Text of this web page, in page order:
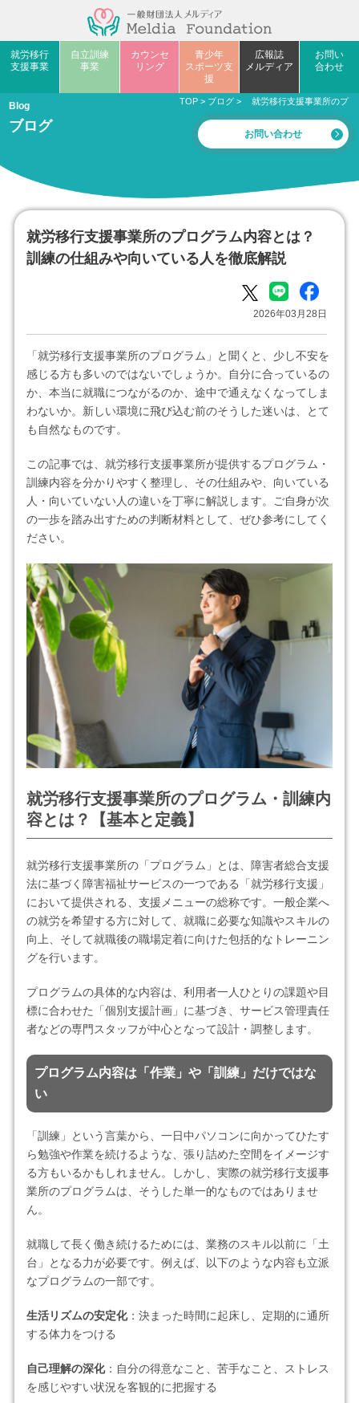
就労移行
支援事業
自立訓練
事業
カウンセ
リング
青少年
スポーツ支
援
広報誌
メルディア
お問い
合わせ
Blog
ブログ
TOP > ブログ > 就労移行支援事業所のプ
お問い合わせ
就労移行支援事業所のプログラム内容とは？
訓練の仕組みや向いている人を徹底解説
2026年03月28日
「就労移行支援事業所のプログラム」と聞くと、少し不安を
感じる方も多いのではないでしょうか。自分に合っているの
か、本当に就職につながるのか、途中で通えなくなってしま
わないか。新しい環境に飛び込む前のそうした迷いは、とて
も自然なものです。
この記事では、就労移行支援事業所が提供するプログラム・
訓練内容を分かりやすく整理し、その仕組みや、向いている
人・向いていない人の違いを丁寧に解説します。ご自身が次
の一歩を踏み出すための判断材料として、ぜひ参考にしてく
ださい。
就労移行支援事業所のプログラム・訓練内
容とは？【基本と定義】
就労移行支援事業所の「プログラム」とは、障害者総合支援
法に基づく障害福祉サービスの一つである「就労移行支援」
において提供される、支援メニューの総称です。一般企業へ
の就労を希望する方に対して、就職に必要な知識やスキルの
向上、そして就職後の職場定着に向けた包括的なトレーニン
グを行います。
プログラムの具体的な内容は、利用者一人ひとりの課題や目
標に合わせた「個別支援計画」に基づき、サービス管理責任
者などの専門スタッフが中心となって設計・調整します。
プログラム内容は「作業」や「訓練」だけではな
い
「訓練」という言葉から、一日中パソコンに向かってひたす
ら勉強や作業を続けるような、張り詰めた空間をイメージす
る方もいるかもしれません。しかし、実際の就労移行支援事
業所のプログラムは、そうした単一的なものではありませ
ん。
就職して長く働き続けるためには、業務のスキル以前に「土
台」となる力が必要です。例えば、以下のような内容も立派
なプログラムの一部です。
生活リズムの安定化：決まった時間に起床し、定期的に通所
する体力をつける
自己理解の深化：自分の得意なこと、苦手なこと、ストレス
を感じやすい状況を客観的に把握する